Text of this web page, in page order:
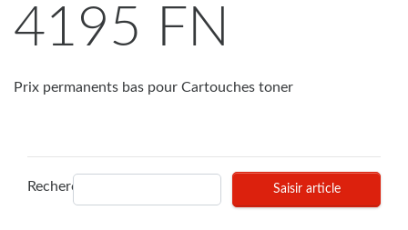
4195 FN
Prix permanents bas pour Cartouches toner
Recherches Saisir article